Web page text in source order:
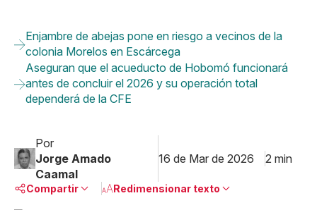
Enjambre de abejas pone en riesgo a vecinos de la
colonia Morelos en Escárcega
Aseguran que el acueducto de Hobomó funcionará
antes de concluir el 2026 y su operación total
dependerá de la CFE
Por
Jorge Amado
Caamal
16 de Mar de 2026 2 min
Compartir Redimensionar texto